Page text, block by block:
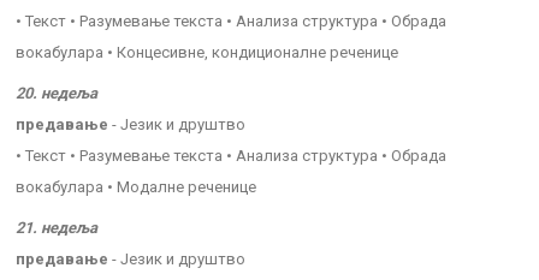
• Текст • Разумевање текста • Анализа структура • Обрада
вокабулара • Концесивне, кондиционалне реченице
20. недеља
предавање - Језик и друштво
• Текст • Разумевање текста • Анализа структура • Обрада
вокабулара • Модалне реченице
21. недеља
предавање - Језик и друштво